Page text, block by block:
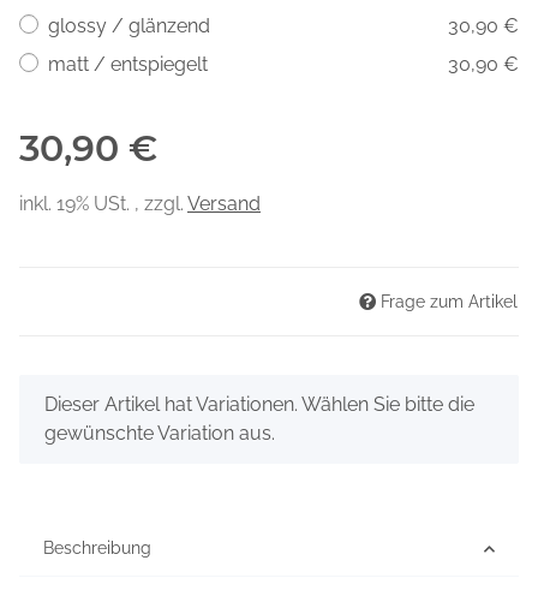
glossy / glänzend
30,90 €
matt / entspiegelt
30,90 €
30,90 €
inkl. 19% USt. , zzgl. Versand
Frage zum Artikel
x
Dieser Artikel hat Variationen. Wählen Sie bitte die
gewünschte Variation aus.
Beschreibung